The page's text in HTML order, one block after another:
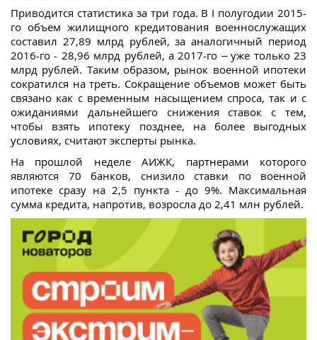
Приводится статистика за три года. В I полугодии 2015-
го объем жилищного кредитования военнослужащих
составил 27,89 млрд рублей, за аналогичный период
2016-го - 28,96 млрд рублей, а 2017-го – уже только 23
млрд рублей. Таким образом, рынок военной ипотеки
сократился на треть. Сокращение объемов может быть
связано как с временным насыщением спроса, так и с
ожиданиями дальнейшего снижения ставок с тем,
чтобы взять ипотеку позднее, на более выгодных
условиях, считают эксперты рынка.
На прошлой неделе АИЖК, партнерами которого
являются 70 банков, снизило ставки по военной
ипотеке сразу на 2,5 пункта - до 9%. Максимальная
сумма кредита, напротив, возросла до 2,41 млн рублей.